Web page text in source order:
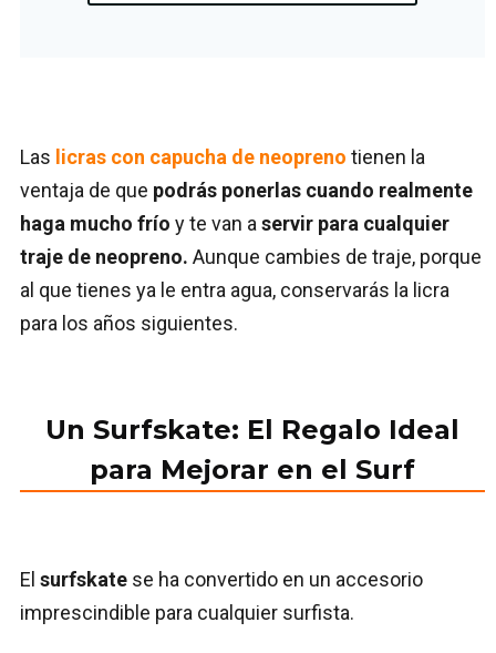
Las licras con capucha de neopreno tienen la
ventaja de que podrás ponerlas cuando realmente
haga mucho frío y te van aservir para cualquier
traje de neopreno. Aunque cambies de traje, porque
al que tienes ya le entra agua, conservarás la licra
para los años siguientes.
Un Surfskate: El Regalo Ideal
para Mejorar en el Surf
El surfskate se ha convertido en un accesorio
imprescindible para cualquier surfista.